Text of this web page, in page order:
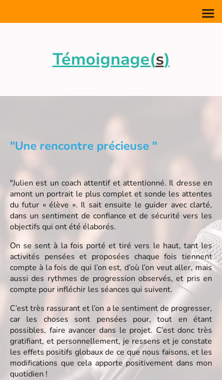
Témoignage(s)
"Une rencontre précieuse "
"Julien est un coach attentif et attentionné. Il dresse en
amont un portrait le plus complet et sonde les attentes
du futur « élève ». Il sait ensuite le guider avec clarté,
dans un sentiment de confiance et de sécurité vers les
objectifs qui ont été élaborés.
On se sent à la fois porté et tiré vers le haut, tant les
activités pensées et proposées chaque fois tiennent
compte à la fois de qui l’on est, d’où l’on veut aller, mais
aussi des rythmes de progression observés, et pris en
compte pour infléchir les séances qui suivent.
C’est très rassurant et l’on a le sentiment de progresser,
car les choses sont pensées pour, tout en étant
possibles, faire avancer dans le projet. C’est donc très
gratifiant, et personnellement, je ressens et je constate
les effets positifs globaux de ce que nous faisons, et les
modifications que cela apporte positivement dans mon
quotidien !